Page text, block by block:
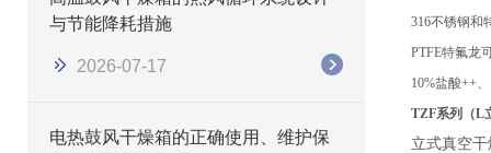
与节能降耗措施
2026-07-17
电热鼓风干燥箱的正确使用、维护保
316不锈钢和
PTFE特氟龙
10%盐酸++
TZF系列（L
立式真空